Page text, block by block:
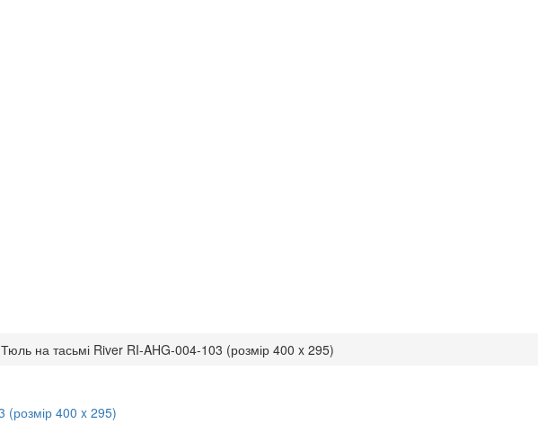
Тюль на тасьмі River RI-AHG-004-103 (розмір 400 x 295)